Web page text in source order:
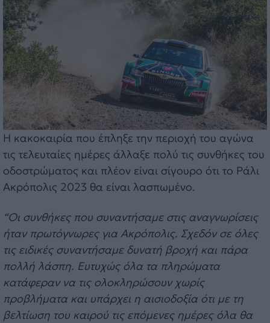
Η κακοκαιρία που έπληξε την περιοχή του αγώνα
τις τελευταίες ημέρες άλλαξε πολύ τις συνθήκες του
οδοστρώματος και πλέον είναι σίγουρο ότι το Ράλι
Ακρόπολις 2023 θα είναι λασπωμένο.
“Οι συνθήκες που συναντήσαμε στις αναγνωρίσεις
ήταν πρωτόγνωρες για Ακρόπολις. Σχεδόν σε όλες
τις ειδικές συναντήσαμε δυνατή βροχή και πάρα
πολλή λάσπη. Ευτυχώς όλα τα πληρώματα
κατάφεραν να τις ολοκληρώσουν χωρίς
προβλήματα και υπάρχει η αισιοδοξία ότι με τη
βελτίωση του καιρού τις επόμενες ημέρες όλα θα